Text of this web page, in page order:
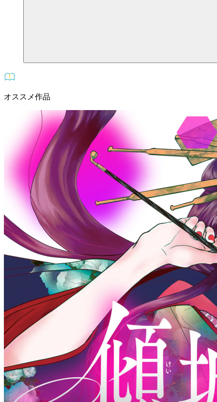
オススメ作品